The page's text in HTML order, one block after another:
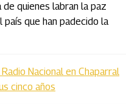
quienes labran la paz
que han padecido la
Nacional en Chaparral
cinco años